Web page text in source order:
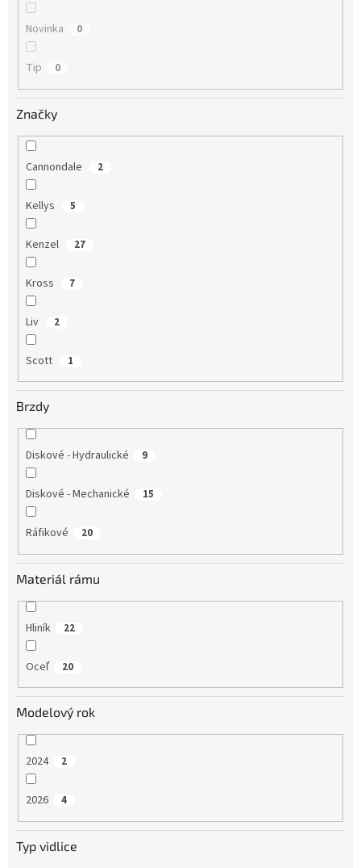
Novinka 0
Tip 0
Značky
Cannondale 2
Kellys 5
Kenzel 27
Kross 7
Liv 2
Scott 1
Brzdy
Diskové - Hydraulické 9
Diskové - Mechanické 15
Ráfikové 20
Materiál rámu
Hliník 22
Oceľ 20
Modelový rok
2024 2
2026 4
Typ vidlice